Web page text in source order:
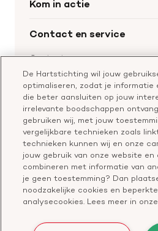
Werken bij de Hartstichting
Materialen bestellen
Aanmelden nieuwsbrief
Kom in actie
Leer reanimeren
Geef ter nagedachtenis
Start een actie
Contact en service
Contactgegevens
Bel of chat met een voorlichter
Vragen over donateurschap
Klachtenformulier
Check je gesprek
Doneer
BezoekBezoekBezoekBezoek
De Hartstichting wil jouw
optimaliseren, zodat je informatie
die beter aansluiten op jouw
irrelevante boodschappen
gebruiken wij, met jouw
vergelijkbare technieken zoals
technieken kunnen wij en onze
jouw gebruik van onze website en
combineren met informatie van
je geen toestemming? Dan
noodzakelijke cookies en
analysecookies. Lees meer in onze